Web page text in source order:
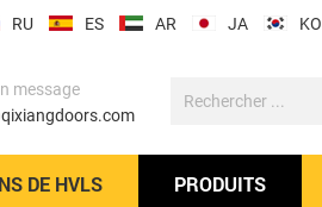
RU ES AR JA KO
message
DE HVLS PRODUITS